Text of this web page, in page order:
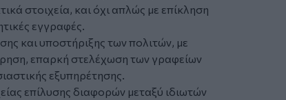
στοιχεία, και όχι απλώς με επίκληση
εγγραφές.
και υποστήριξης των πολιτών, με
επαρκή στελέχωση των γραφείων
εξυπηρέτησης.
επίλυσης διαφορών μεταξύ ιδιωτών